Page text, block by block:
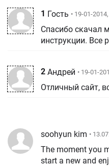
1 Гость • 19-01-
Спасибо скачал
инструкции. Все
2 Андрей • 19-01-
Отличный сайт,
soohyun kim •
The moment you
start a new and